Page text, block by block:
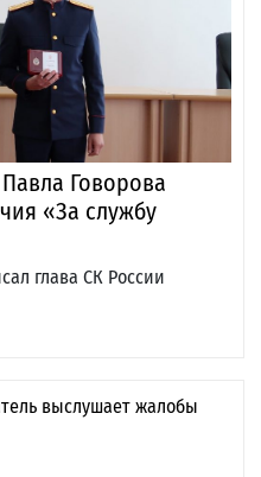
Говорова
«За службу
глава СК России